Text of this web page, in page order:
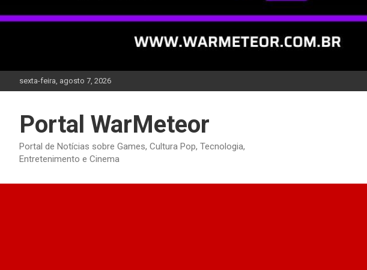
sexta-feira, agosto 7, 2026
Portal WarMeteor
Portal de Notícias sobre Games, Cultura Pop, Tecnologia,
Entretenimento e Cinema